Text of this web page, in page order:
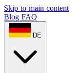
Skip to main content
Blog FAQ
DE